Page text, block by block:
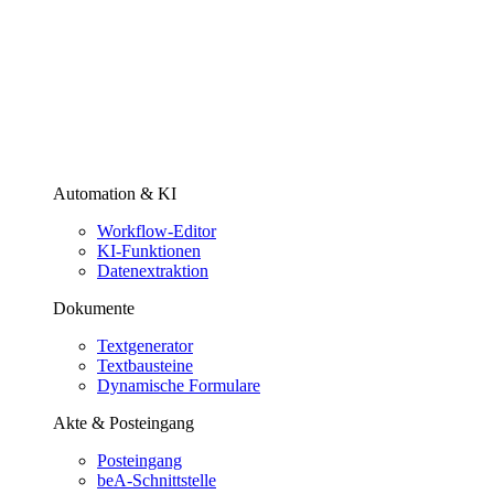
Automation & KI
Workflow-Editor
KI-Funktionen
Datenextraktion
Dokumente
Textgenerator
Textbausteine
Dynamische Formulare
Akte & Posteingang
Posteingang
beA-Schnittstelle